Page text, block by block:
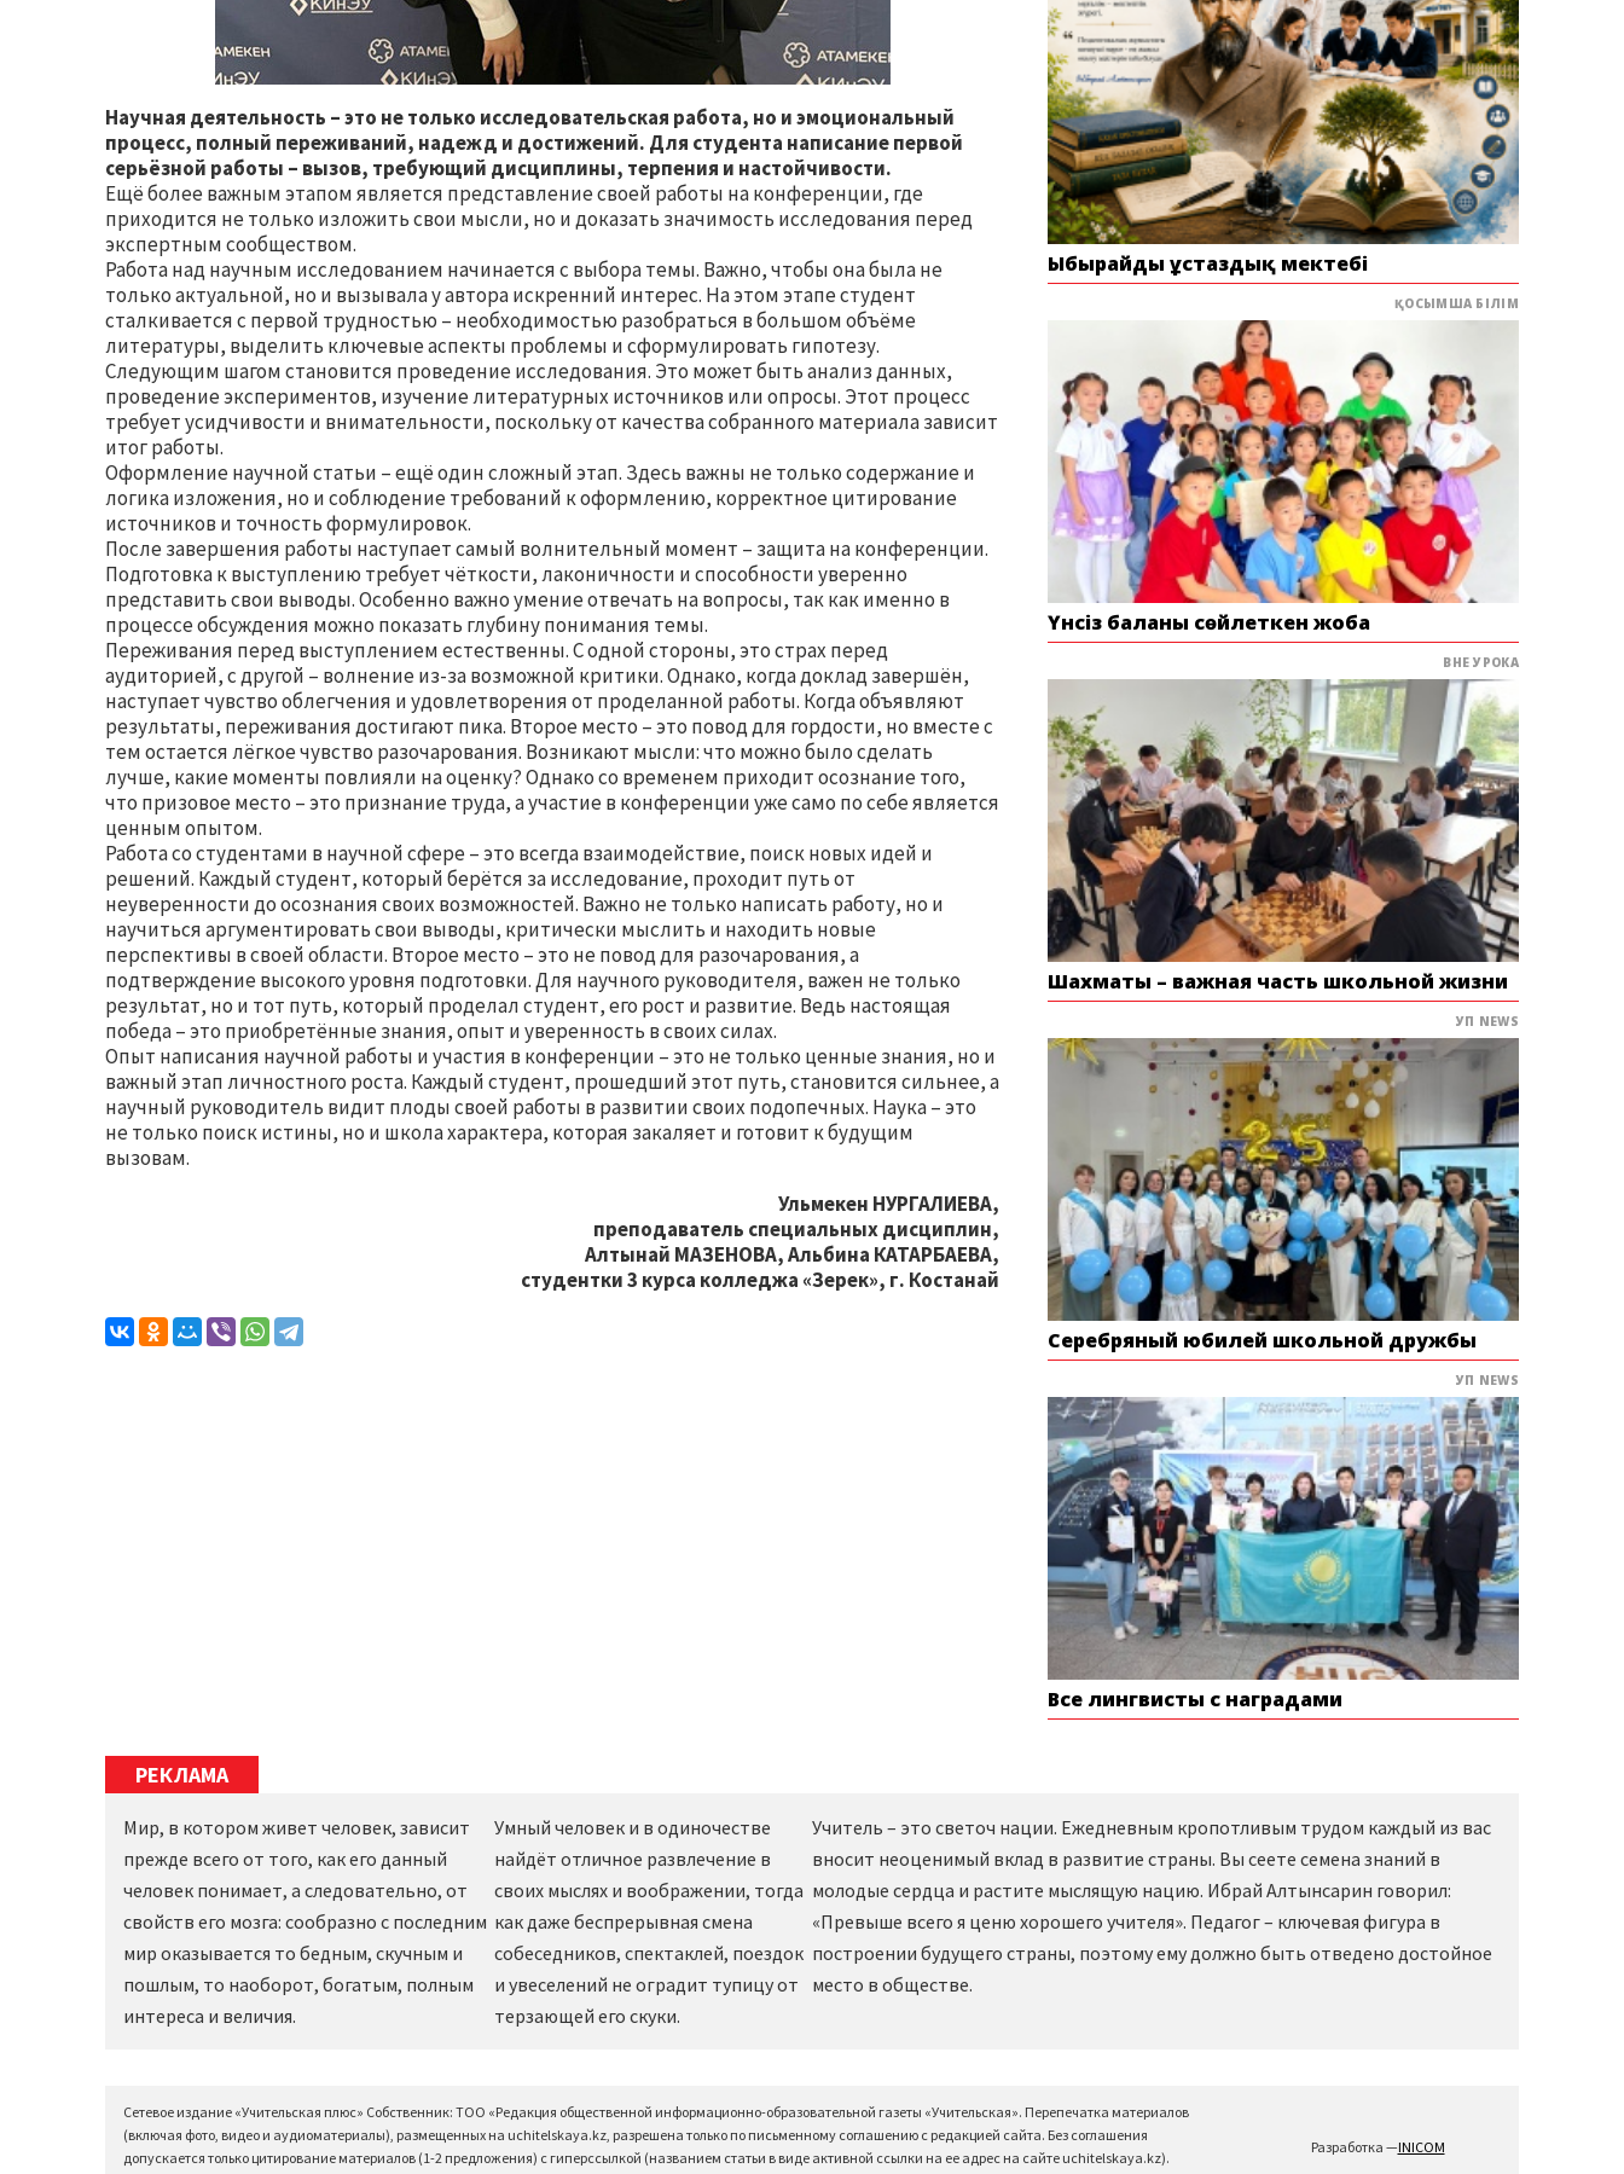
Научная деятельность – это не только исследовательская работа, но и эмоциональный
процесс, полный переживаний, надежд и достижений. Для студента написание первой
серьёзной работы – вызов, требующий дисциплины, терпения и настойчивости.
Ещё более важным этапом является представление своей работы на конференции, где
приходится не только изложить свои мысли, но и доказать значимость исследования перед
экспертным сообществом.
Работа над научным исследованием начинается с выбора темы. Важно, чтобы она была не
только актуальной, но и вызывала у автора искренний интерес. На этом этапе студент
сталкивается с первой трудностью – необходимостью разобраться в большом объёме
литературы, выделить ключевые аспекты проблемы и сформулировать гипотезу.
Следующим шагом становится проведение исследования. Это может быть анализ данных,
проведение экспериментов, изучение литературных источников или опросы. Этот процесс
требует усидчивости и внимательности, поскольку от качества собранного материала зависит
итог работы.
Оформление научной статьи – ещё один сложный этап. Здесь важны не только содержание и
логика изложения, но и соблюдение требований к оформлению, корректное цитирование
источников и точность формулировок.
После завершения работы наступает самый волнительный момент – защита на конференции.
Подготовка к выступлению требует чёткости, лаконичности и способности уверенно
представить свои выводы. Особенно важно умение отвечать на вопросы, так как именно в
процессе обсуждения можно показать глубину понимания темы.
Переживания перед выступлением естественны. С одной стороны, это страх перед
аудиторией, с другой – волнение из-за возможной критики. Однако, когда доклад завершён,
наступает чувство облегчения и удовлетворения от проделанной работы. Когда объявляют
результаты, переживания достигают пика. Второе место – это повод для гордости, но вместе с
тем остается лёгкое чувство разочарования. Возникают мысли: что можно было сделать
лучше, какие моменты повлияли на оценку? Однако со временем приходит осознание того,
что призовое место – это признание труда, а участие в конференции уже само по себе является
ценным опытом.
Работа со студентами в научной сфере – это всегда взаимодействие, поиск новых идей и
решений. Каждый студент, который берётся за исследование, проходит путь от
неуверенности до осознания своих возможностей. Важно не только написать работу, но и
научиться аргументировать свои выводы, критически мыслить и находить новые
перспективы в своей области. Второе место – это не повод для разочарования, а
подтверждение высокого уровня подготовки. Для научного руководителя, важен не только
результат, но и тот путь, который проделал студент, его рост и развитие. Ведь настоящая
победа – это приобретённые знания, опыт и уверенность в своих силах.
Опыт написания научной работы и участия в конференции – это не только ценные знания, но и
важный этап личностного роста. Каждый студент, прошедший этот путь, становится сильнее, а
научный руководитель видит плоды своей работы в развитии своих подопечных. Наука – это
не только поиск истины, но и школа характера, которая закаляет и готовит к будущим
вызовам.
Ульмекен НУРГАЛИЕВА,
преподаватель специальных дисциплин,
Алтынай МАЗЕНОВА, Альбина КАТАРБАЕВА,
студентки 3 курса колледжа «Зерек», г. Костанай
Ыбырайдың ұстаздық мектебі
ҚОСЫМША БІЛІМ
Үнсіз баланы сөйлеткен жоба
ВНЕ УРОКА
Шахматы – важная часть школьной жизни
УП NEWS
Серебряный юбилей школьной дружбы
УП NEWS
Все лингвисты с наградами
РЕКЛАМА
Мир, в котором живет человек, зависит
прежде всего от того, как его данный
человек понимает, а следовательно, от
свойств его мозга: сообразно с последним
мир оказывается то бедным, скучным и
пошлым, то наоборот, богатым, полным
интереса и величия.
Умный человек и в одиночестве
найдёт отличное развлечение в
своих мыслях и воображении, тогда
как даже беспрерывная смена
собеседников, спектаклей, поездок
и увеселений не оградит тупицу от
терзающей его скуки.
Учитель – это светоч нации. Ежедневным кропотливым трудом каждый из вас
вносит неоценимый вклад в развитие страны. Вы сеете семена знаний в
молодые сердца и растите мыслящую нацию. Ибрай Алтынсарин говорил:
«Превыше всего я ценю хорошего учителя». Педагог – ключевая фигура в
построении будущего страны, поэтому ему должно быть отведено достойное
место в обществе.
Сетевое издание «Учительская плюс» Собственник: ТОО «Редакция общественной информационно-образовательной газеты «Учительская». Перепечатка материалов
(включая фото, видео и аудиоматериалы), размещенных на uchitelskaya.kz, разрешена только по письменному соглашению с редакцией сайта. Без соглашения
допускается только цитирование материалов (1-2 предложения) с гиперссылкой (названием статьи в виде активной ссылки на ее адрес на сайте uchitelskaya.kz).
Разработка —INICOM